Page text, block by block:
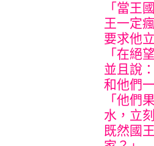
「當王
王一定
要求他
「在絕
並且說
和他們
「他們
水，立
既然國